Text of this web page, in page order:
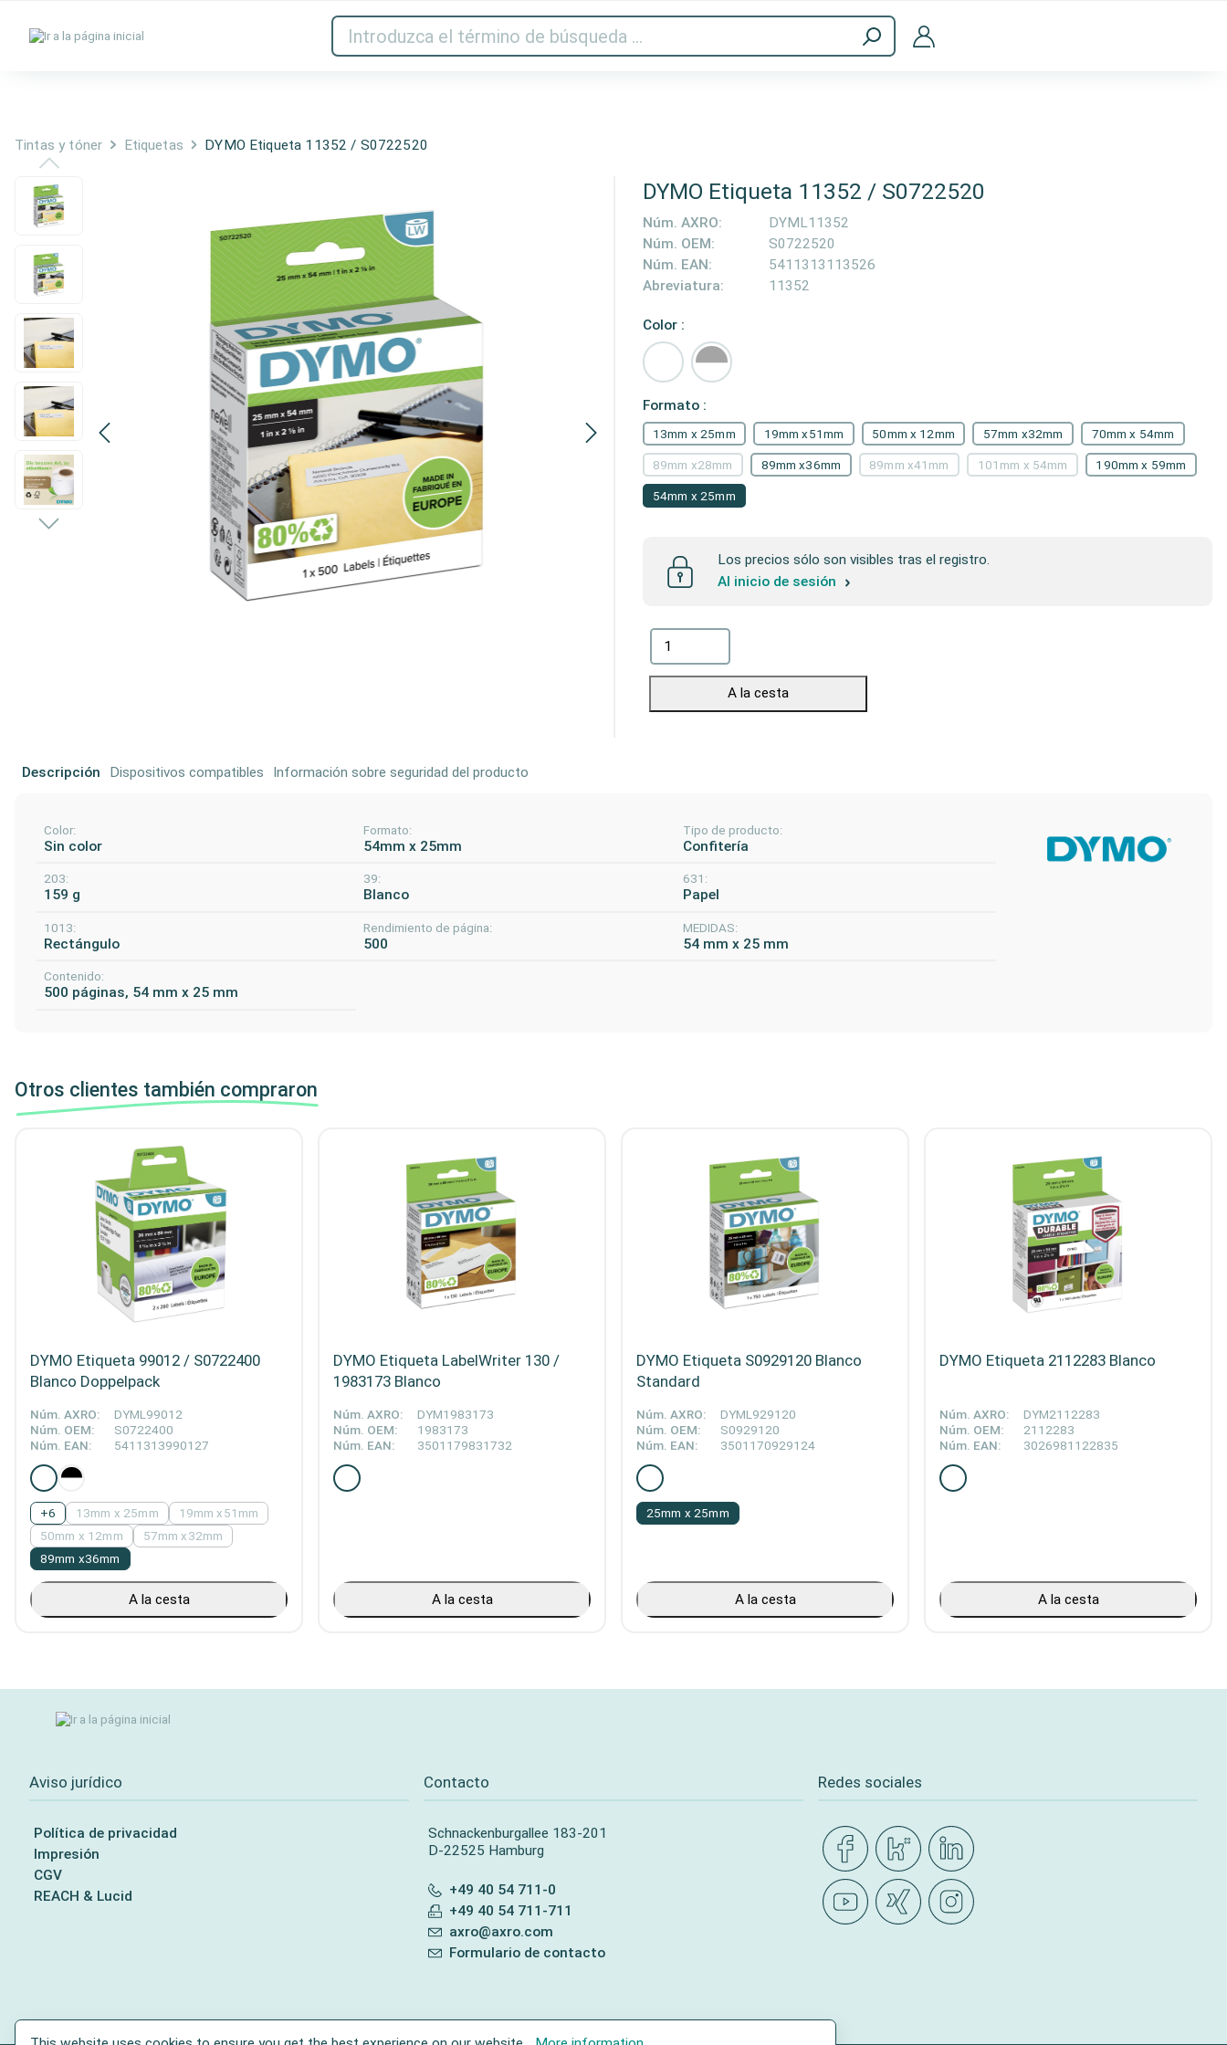
Red Audio y vídeo Impresora y escáner Accesorios informáticos
Tintas y tóner Etiquetas DYMO Etiqueta 11352 / S0722520
DYMO Etiqueta 11352 / S0722520
Núm. AXRO:
DYML11352
Núm. OEM:
S0722520
Núm. EAN:
5411313113526
Abreviatura:
11352
Color :
Formato :
13mm x 25mm 19mm x51mm 50mm x 12mm 57mm x32mm 70mm x 54mm
89mm x28mm 89mm x36mm 89mm x41mm 101mm x 54mm 190mm x 59mm
54mm x 25mm
Los precios sólo son visibles tras el registro.
Al inicio de sesión
A la cesta
Descripción Dispositivos compatibles Información sobre seguridad del producto
Color:
Sin color
Formato:
54mm x 25mm
Tipo de producto:
Confitería
203:
159 g
39:
Blanco
631:
Papel
1013:
Rectángulo
Rendimiento de página:
500
MEDIDAS:
54 mm x 25 mm
Contenido:
500 páginas, 54 mm x 25 mm
Otros clientes también compraron
DYMO Etiqueta 99012 / S0722400
Blanco Doppelpack
Núm. AXRO:
DYML99012
Núm. OEM:
S0722400
Núm. EAN:
5411313990127
13mm x 25mm
19mm x51mm
50mm x 12mm
57mm x32mm
89mm x36mm
+6
A la cesta
DYMO Etiqueta LabelWriter 130 /
1983173 Blanco
Núm. AXRO:
DYM1983173
Núm. OEM:
1983173
Núm. EAN:
3501179831732
A la cesta
DYMO Etiqueta S0929120 Blanco
Standard
Núm. AXRO:
DYML929120
Núm. OEM:
S0929120
Núm. EAN:
3501170929124
25mm x 25mm
A la cesta
DYMO Etiqueta 2112283 Blanco
Núm. AXRO:
DYM2112283
Núm. OEM:
2112283
Núm. EAN:
3026981122835
A la cesta
Aviso jurídico
Política de privacidad
Impresión
CGV
REACH & Lucid
Contacto
Schnackenburgallee 183-201
D-22525 Hamburg
+49 40 54 711-0
+49 40 54 711-711
axro@axro.com
Formulario de contacto
Redes sociales